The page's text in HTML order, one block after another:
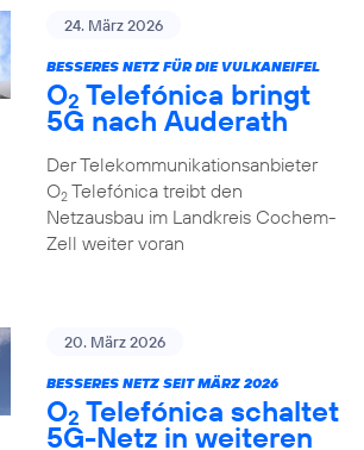
24. März 2026
BESSERES NETZ FÜR DIE VULKANEIFEL
O2 Telefónica bringt
5G nach Auderath
Der Telekommunikationsanbieter
O2Telefónica treibt den
Netzausbau im Landkreis Cochem-
Zell weiter voran
20. März 2026
BESSERES NETZ SEIT MÄRZ 2026
O2 Telefónica schaltet
5G-Netz in weiteren